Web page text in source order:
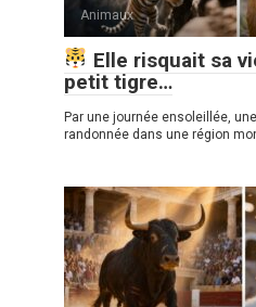
Animaux
Elle risquait sa
petit tigre…
Par une journée ensoleillée,
randonnée dans une région